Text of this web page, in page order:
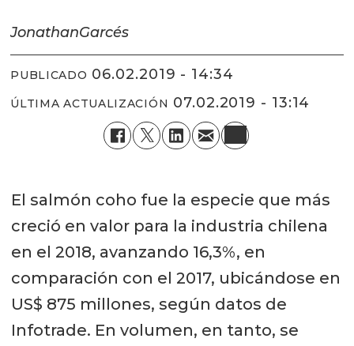
JonathanGarcés
PUBLICADO 06.02.2019 - 14:34
ÚLTIMA ACTUALIZACIÓN 07.02.2019 - 13:14
El salmón coho fue la especie que más
creció en valor para la industria chilena
en el 2018, avanzando 16,3%, en
comparación con el 2017, ubicándose en
US$ 875 millones, según datos de
Infotrade. En volumen, en tanto, se